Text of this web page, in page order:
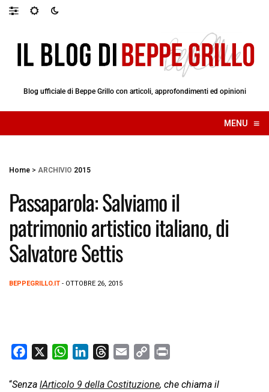
Blog ufficiale di Beppe Grillo con articoli, approfondimenti ed opinioni
MENU ≡
☰
Home > ARCHIVIO 2015
Passaparola: Salviamo il
patrimonio artistico italiano, di
Salvatore Settis
BEPPEGRILLO.IT - OTTOBRE 26, 2015
c
W
a
n
r
a
p
i
“Senza lArticolo 9 della Costituzione, che chiama il